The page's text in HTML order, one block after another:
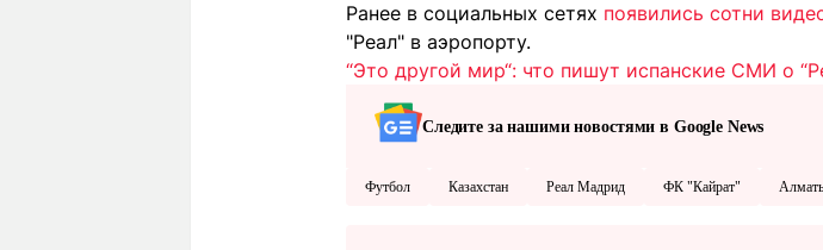
Ранее в социальных сетях появились сотни
"Реал" в аэропорту.
“Это другой мир“: что пишут испанские СМИ о
Следите за нашими новостями в Google News
Футбол Казахстан Реал Мадрид ФК "Кайрат"